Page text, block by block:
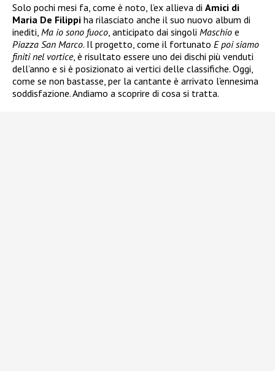
Solo pochi mesi fa, come è noto, l’ex allieva di Amici di
Maria De Filippi ha rilasciato anche il suo nuovo album di
inediti, Ma io sono fuoco , anticipato dai singoli Maschio e
Piazza San Marco. Il progetto, come il fortunato E poi siamo
finiti nel vortice, è risultato essere uno dei dischi più venduti
dell’anno e si è posizionato ai vertici delle classifiche. Oggi,
come se non bastasse, per la cantante è arrivato l’ennesima
soddisfazione. Andiamo a scoprire di cosa si tratta.